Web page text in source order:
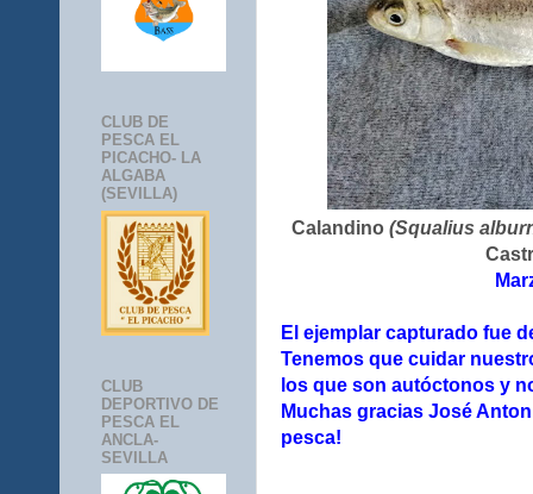
Calandino(Squalius
El ejemplar capturado fue
Tenemos que cuidar
los que son autóctonos y
Muchas gracias José
pesca!
CLUB DE
PESCA EL
PICACHO- LA
ALGABA
(SEVILLA)
CLUB
DEPORTIVO DE
PESCA EL
ANCLA-
SEVILLA